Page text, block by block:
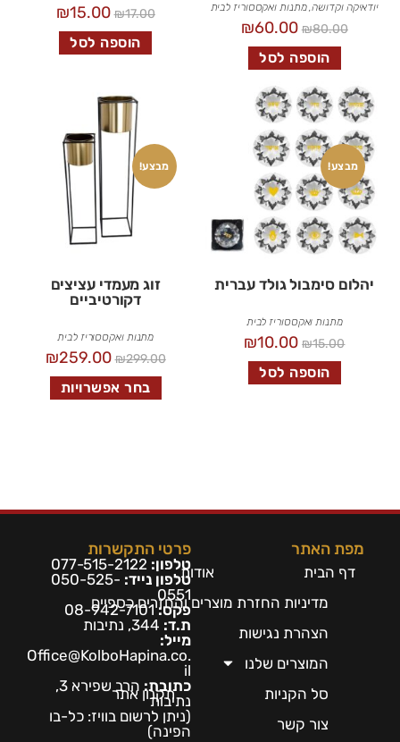
יודאיקה וקדושה,מתנות ואקססוריז לבית
₪80.00
₪60.00
הוספה לסל
₪17.00
₪15.00
הוספה לסל
מבצע!
יהלום סימבול גולד עברית
מתנות ואקססוריז לבית
₪15.00
₪10.00
הוספה לסל
מבצע!
זוג מעמדי עציצים
דקורטיביים
מתנות ואקססוריז לבית
₪299.00
₪259.00
בחר אפשרויות
מפת האתר
דף הבית
אודות
מדיניות החזרת מוצרים והחזרים כספיים
הצהרת נגישות
המוצרים שלנו
סל הקניות
תקנון אתר
צור קשר
פרטי התקשרות
טלפון: 077-515-2122
טלפון נייד: 050-525-
0551
פקס:08-942-7101
ת.ד:
מייל:
Office@KolboHapina.co.
il
כתובת:
הרב שפירא 3,
נתיבות
(ניתן לרשום בוויז: כל-בו
הפינה)